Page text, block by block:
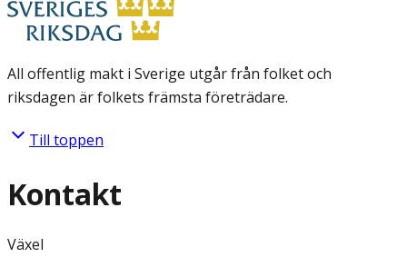
All offentlig makt i Sverige utgår från folket och
riksdagen är folkets främsta företrädare.
Till toppen
Kontakt
Växel